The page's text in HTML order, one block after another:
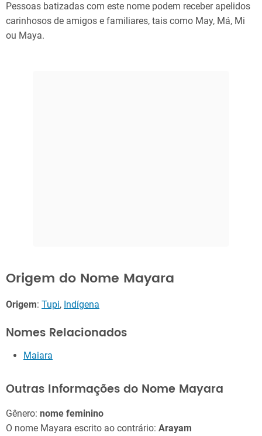
Pessoas batizadas com este nome podem receber apelidos
carinhosos de amigos e familiares, tais como May, Má, Mi
ou Maya.
Origem do Nome Mayara
Origem: Tupi, Indígena
Nomes Relacionados
Maiara
Outras Informações do Nome Mayara
Gênero: nome feminino
O nome Mayara escrito ao contrário: Arayam